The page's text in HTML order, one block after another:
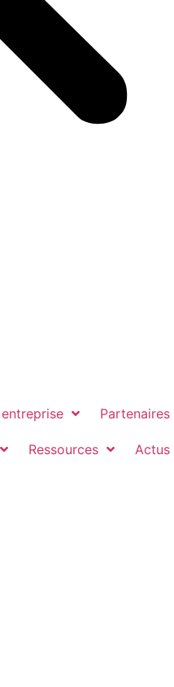
Partenaires
Ressources Actus